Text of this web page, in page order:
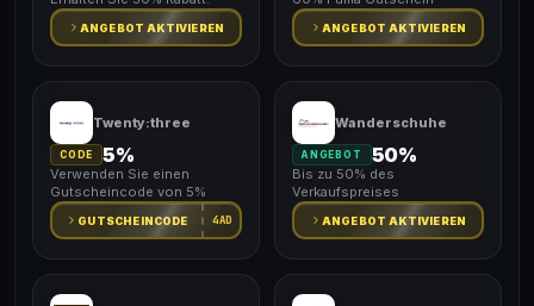
ANGEBOT AKTIVIEREN ANGEBOT AKTIVIEREN
Twenty:three
CODE 5%
Verwenden Sie einen
Gutscheincode von 5%
GUTSCHEINCODE 4AD
Wanderschuhe
ANGEBOT 50%
Bis zu 50% des
Verkaufspreises
ANGEBOT AKTIVIEREN